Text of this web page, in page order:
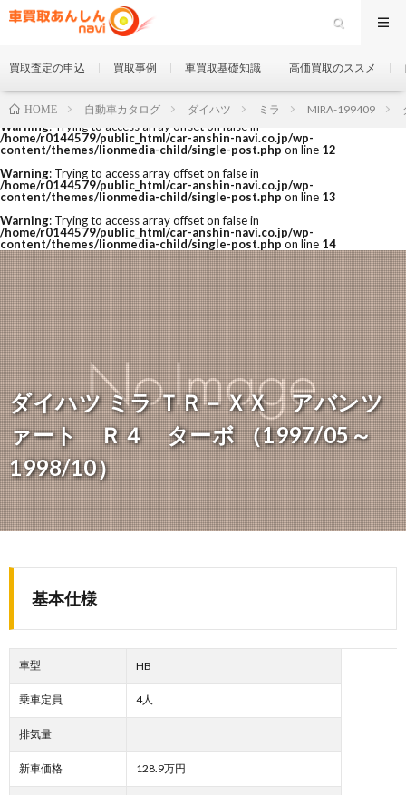
Warning: Trying to access array offset on false in
/home/r0144579/public_html/car-anshin-navi.co.jp/wp-
content/themes/lionmedia-child/single-post.php on line 12
Warning: Trying to access array offset on false in
/home/r0144579/public_html/car-anshin-navi.co.jp/wp-
content/themes/lionmedia-child/single-post.php on line 13
Warning: Trying to access array offset on false in
/home/r0144579/public_html/car-anshin-navi.co.jp/wp-
content/themes/lionmedia-child/single-post.php on line 14
買取査定の申込 買取事例 車買取基礎知識 高価買取のススメ
ダイハツ ミラ ＴＲ－ＸＸ アバンツ
ァート Ｒ４ ターボ （1997/05～
1998/10）
HOME 自動車カタログ ダイハツ ミラ MIRA-199409
基本仕様
車型 HB
乗車定員 4人
排気量
新車価格 128.9万円